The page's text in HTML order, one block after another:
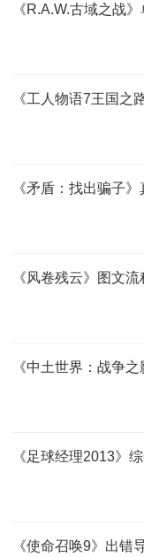
《R.A.W.古域之战
《工人物语7王国之
《矛盾：找出骗子
《风卷残云》图文流
《中土世界：战争
《足球经理2013》
《使命召唤9》出错